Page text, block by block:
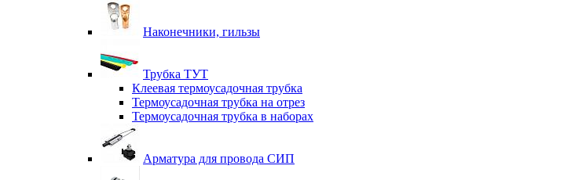
Наконечники, гильзы
Трубка ТУТ
Клеевая термоусадочная трубка
Термоусадочная трубка на отрез
Термоусадочная трубка в наборах
Арматура для провода СИП